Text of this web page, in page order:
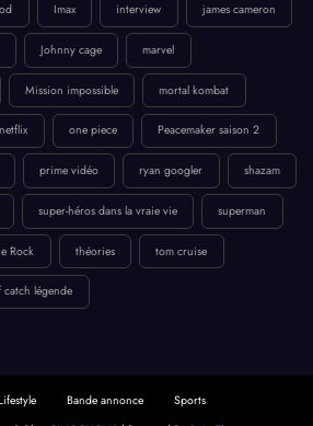
Imax interview james cameron
Johnny cage marvel
Mission impossible mortal kombat
netflix one piece Peacemaker saison 2
prime vidéo ryan googler shazam
super-héros dans la vraie vie superman
Rock théories tom cruise
catch légende
Bande annonce
Sports